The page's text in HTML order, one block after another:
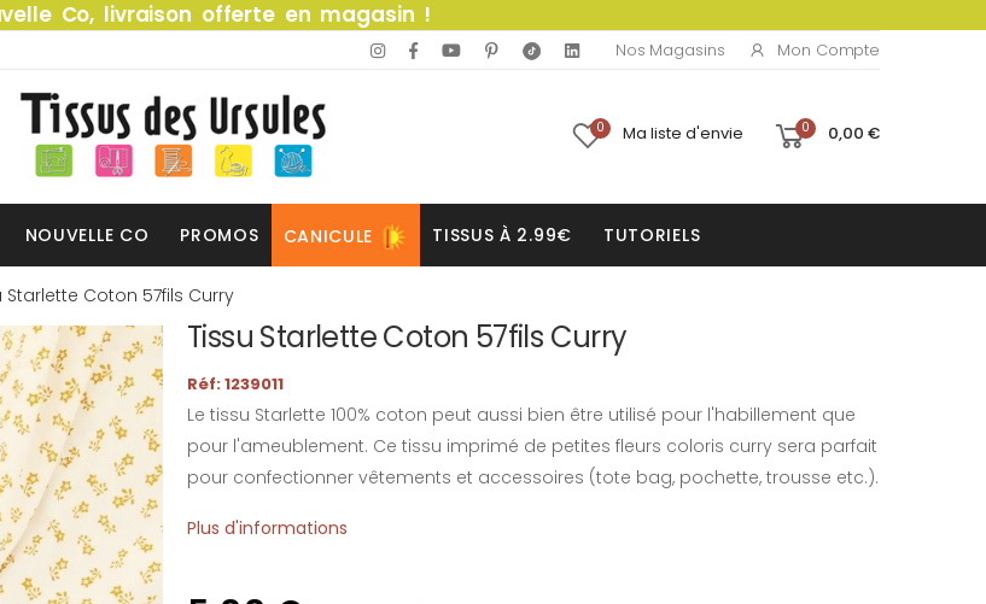
Co, livraison offerte en magasin !
Nos Magasins Mon Compte
0 Ma liste d'envie 0 0,00 €
NOUVELLE CO PROMOS CANICULE TISSUS À 2.99€ TUTORIELS
Starlette Coton 57fils Curry
Tissu Starlette Coton 57fils Curry
Réf: 1239011
Le tissu Starlette 100% coton peut aussi bien être utilisé pour l'habillement que
pour l'ameublement. Ce tissu imprimé de petites fleurs coloris curry sera parfait
pour confectionner vêtements et accessoires (tote bag, pochette, trousse etc.).
Plus d'informations